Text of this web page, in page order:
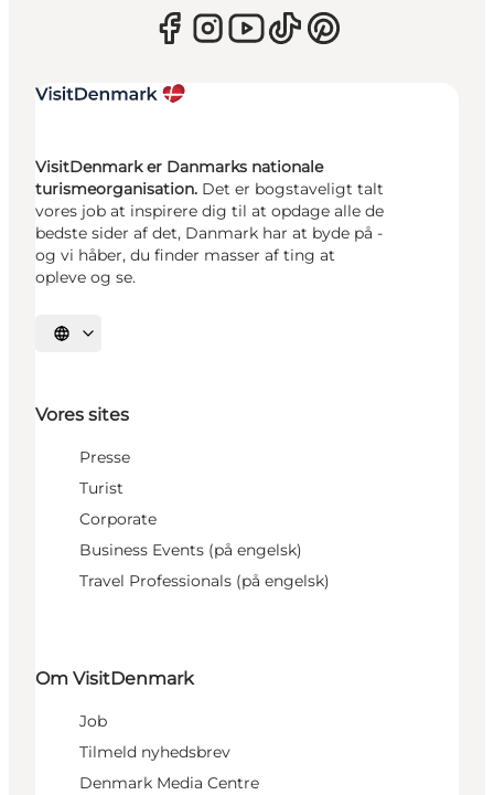
VisitDenmark er Danmarks nationale
turismeorganisation. Det er bogstaveligt talt
vores job at inspirere dig til at opdage alle de
bedste sider af det, Danmark har at byde på -
og vi håber, du finder masser af ting at
opleve og se.
Vælg sprog
Vores sites
Presse
Turist
Corporate
Business Events (på engelsk)
Travel Professionals (på engelsk)
Om VisitDenmark
Job
Tilmeld nyhedsbrev
Denmark Media Centre